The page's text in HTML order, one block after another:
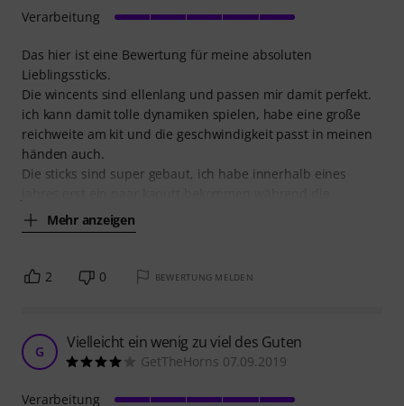
Das hier ist eine Bewertung für meine absoluten
Lieblingssticks.
Die wincents sind ellenlang und passen mir damit perfekt.
ich kann damit tolle dynamiken spielen, habe eine große
reichweite am kit und die geschwindigkeit passt in meinen
händen auch.
Die sticks sind super gebaut, ich habe innerhalb eines
Mehr anzeigen
Verarbeitung
2 0 BEWERTUNG MELDEN
G Vielleicht ein wenig zu viel des Guten
GetTheHorns 07.09.2019
Verarbeitung